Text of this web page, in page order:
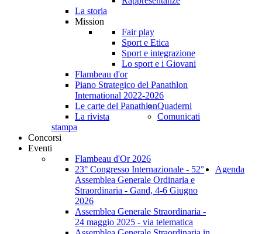
La storia
Mission
Fair play
Sport e Etica
Sport e integrazione
Lo sport e i Giovani
Flambeau d'or
Piano Strategico del Panathlon
International 2022-2026
Le carte del Panathlon
La rivista
Quaderni
Comunicati
stampa
Concorsi
Eventi
Flambeau d'Or 2026
23° Congresso Internazionale - 52°
Assemblea Generale Ordinaria e
Straordinaria - Gand, 4-6 Giugno
2026
Assemblea Generale Straordinaria -
24 maggio 2025 - via telematica
Agenda